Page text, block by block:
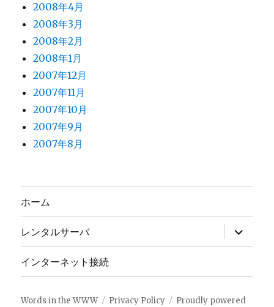
2008年4月
2008年3月
2008年2月
2008年1月
2007年12月
2007年11月
2007年10月
2007年9月
2007年8月
ホーム
レンタルサーバ
ブ
メ
ー
展
インターネット接続
Words in the WWW Privacy Policy Proudly powered